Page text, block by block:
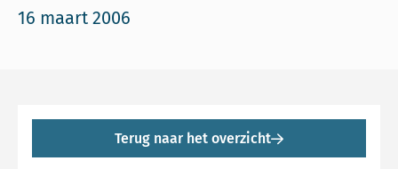
16 maart 2006
Terug naar het overzicht